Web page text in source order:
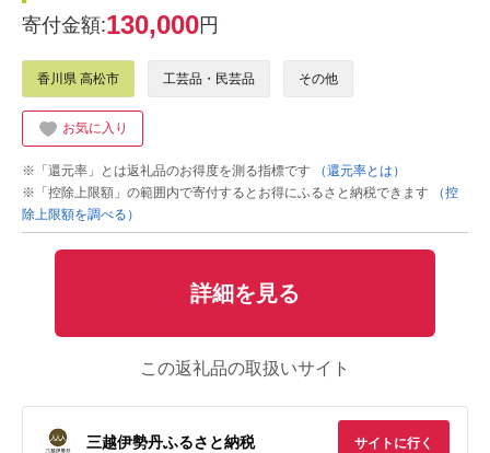
寄付金額:130,000円
香川県 高松市 工芸品・民芸品 その他
お気に入り
※「還元率」とは返礼品のお得度を測る指標です
（還元率とは）
※「控除上限額」の範囲内で寄付するとお得にふるさと納税できます
（控
除上限額を調べる）
詳細を見る
この返礼品の取扱いサイト
三越伊勢丹ふるさと納税 サイトに行く